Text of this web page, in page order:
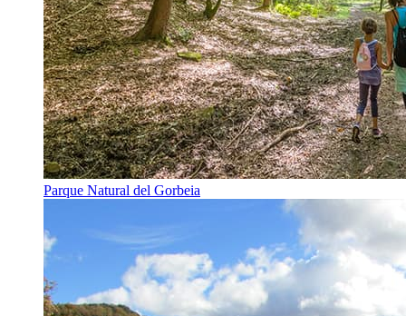
Parque Natural del Gorbeia